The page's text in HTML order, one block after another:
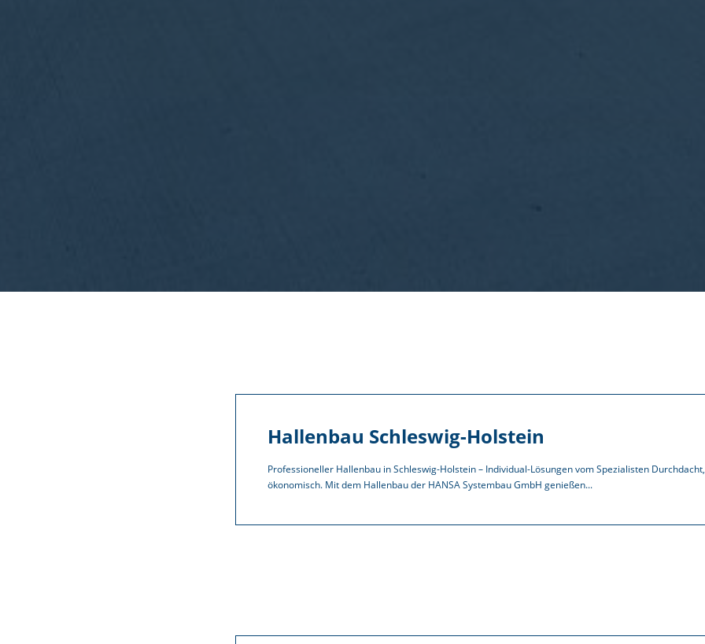
Hallenbau Schleswig-Holstein
Professioneller Hallenbau in Schleswig-Holstein – Individual-Lösungen vom Spezialisten
ökonomisch. Mit dem Hallenbau der HANSA Systembau GmbH genießen...